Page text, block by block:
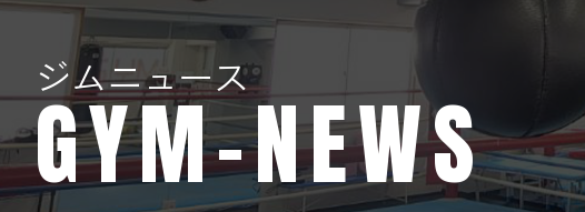
ジムニュース
GYM-NEWS